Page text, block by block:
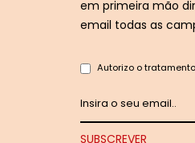
em primeira mão
email todas as
Autorizo o